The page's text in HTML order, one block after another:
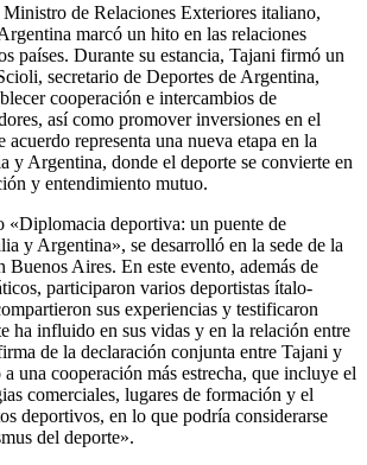
de Relaciones Exteriores italiano,
marcó un hito en las relaciones
países. Durante su estancia, Tajani firmó un
secretario de Deportes de Argentina,
cooperación e intercambios de
así como promover inversiones en el
acuerdo representa una nueva etapa en la
y Argentina, donde el deporte se convierte en
y entendimiento mutuo.
«Diplomacia deportiva: un puente de
y Argentina», se desarrolló en la sede de la
Buenos Aires. En este evento, además de
participaron varios deportistas ítalo-
sus experiencias y testificaron
ha influido en sus vidas y en la relación entre
de la declaración conjunta entre Tajani y
una cooperación más estrecha, que incluye el
comerciales, lugares de formación y el
deportivos, en lo que podría considerarse
del deporte».